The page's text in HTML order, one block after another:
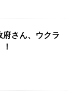
府さん、ウクラ